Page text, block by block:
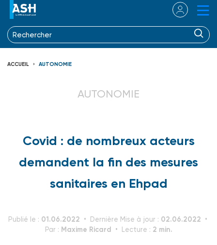
ACCUEIL AUTONOMIE
AUTONOMIE
Covid : de nombreux acteurs
demandent la fin des mesures
sanitaires en Ehpad
Publié le : 01.06.2022 Dernière Mise à jour : 02.06.2022
Par : Maxime Ricard Lecture : 2 min.